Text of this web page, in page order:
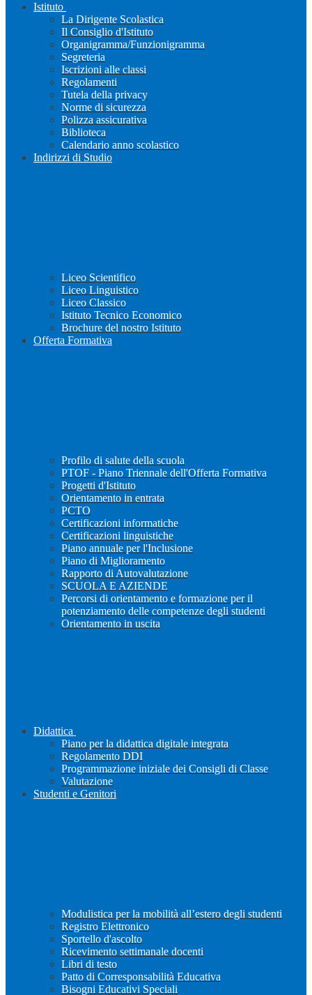
Istituto
La Dirigente Scolastica
Il Consiglio d'Istituto
Organigramma/Funzionigramma
Segreteria
Iscrizioni alle classi
Regolamenti
Tutela della privacy
Norme di sicurezza
Polizza assicurativa
Biblioteca
Calendario anno scolastico
Indirizzi di Studio
Liceo Scientifico
Liceo Linguistico
Liceo Classico
Istituto Tecnico Economico
Brochure del nostro Istituto
Offerta Formativa
Profilo di salute della scuola
PTOF - Piano Triennale dell'Offerta Formativa
Progetti d'Istituto
Orientamento in entrata
PCTO
Certificazioni informatiche
Certificazioni linguistiche
Piano annuale per l'Inclusione
Piano di Miglioramento
Rapporto di Autovalutazione
SCUOLA E AZIENDE
Percorsi di orientamento e formazione per il
potenziamento delle competenze degli studenti
Orientamento in uscita
Didattica
Piano per la didattica digitale integrata
Regolamento DDI
Programmazione iniziale dei Consigli di Classe
Valutazione
Studenti e Genitori
Modulistica per la mobilità all’estero degli studenti
Registro Elettronico
Sportello d'ascolto
Ricevimento settimanale docenti
Libri di testo
Patto di Corresponsabilità Educativa
Bisogni Educativi Speciali